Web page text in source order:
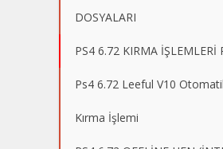
DOSYALARI
PS4 6.72 KIRMA İŞLEMLERİ
Ps4 6.72 Leeful V10
Kırma İşlemi